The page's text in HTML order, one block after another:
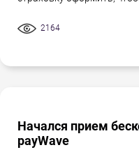
2164
Начался прием
payWave